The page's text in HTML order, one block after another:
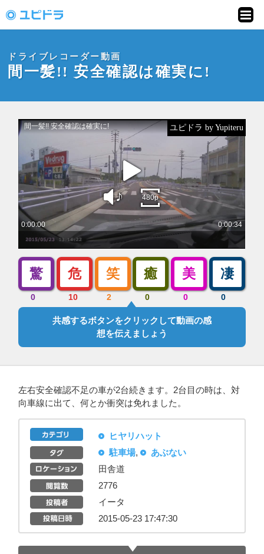
ピドラ」
ドライブレコーダー動画
間一髪!! 安全確認は確実に!
ユピドラ by Yupiteru
驚
0
危
10
笑
2
癒
0
美
0
凄
0
共感するボタンをクリックして動画の感
想を伝えましょう
左右安全確認不足の車が2台続きます。2台目の時は、対
向車線に出て、何とか衝突は免れました。
ヒヤリハット
駐車場,
あぶない
田舎道
2776
イータ
2015-05-23 17:47:30